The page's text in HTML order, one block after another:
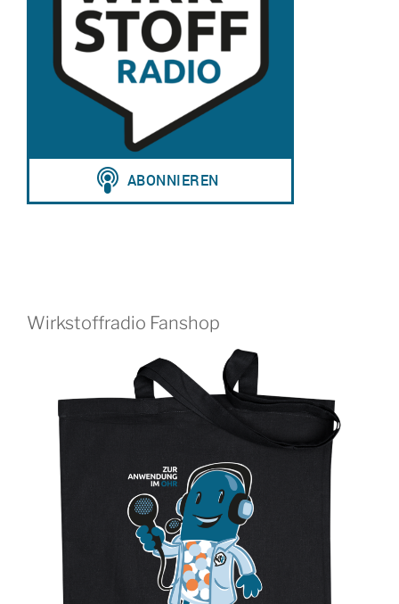
Wirkstoffradio Fanshop